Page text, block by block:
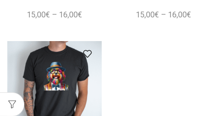
15,00€ – 16,00€
through
16,00€
15,00€ – 16,00€